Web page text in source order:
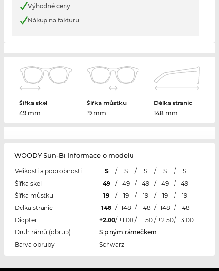
Výhodné ceny
Nákup na fakturu
Šířka skel
49 mm
Šířka můstku
19 mm
Délka stranic
148 mm
WOODY Sun-Bi Informace o modelu
Velikosti a podrobnosti S / S / S / S /
S
Šířka skel
49 / 49 / 49 / 49 /
49
Šířka můstku
19 / 19 / 19 / 19 /
19
Délka stranic
148 / 148 / 148 / 148 / 148
Diopter
+2.00/ +1.00 / +1.50 / +2.50/ +3.00
Druh rámů (obrub)
S plným rámečkem
Barva obruby
Schwarz